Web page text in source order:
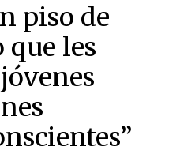
piso de
les